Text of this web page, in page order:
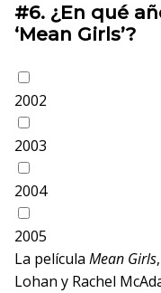
#6. ¿En qué
‘Mean Girls’?
2002
2003
2004
2005
La película Mean Girls
Lohan y Rachel